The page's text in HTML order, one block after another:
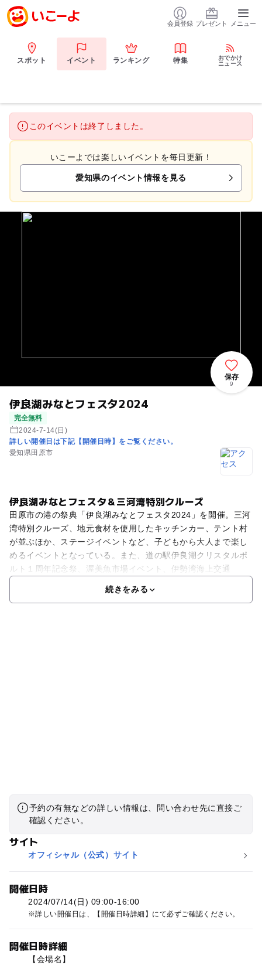
会員登録 プレゼント メニュー
スポット イベント ランキング 特集
おでかけ
ニュース
このイベントは終了しました。
いこーよでは楽しいイベントを毎日更新！
愛知県のイベント情報を見る
伊良湖みなとフェスタ2024
完全無料
2024-7-14(日)
詳しい開催日は下記【開催日時】をご覧ください。
愛知県田原市
保存
9
伊良湖みなとフェスタ＆三河湾特別クルーズ
田原市の港の祭典「伊良湖みなとフェスタ2024」を開催。三河
湾特別クルーズ、地元食材を使用したキッチンカー、テント村
が並ぶほか、ステージイベントなど、子どもから大人まで楽し
めるイベントとなっている。また、道の駅伊良湖クリスタルポ
ルト１周年記念祭、渥美魚市場イベント、伊勢湾海上交通
続きをみる
予約の有無などの詳しい情報は、問い合わせ先に直接ご
確認ください。
サイト
オフィシャル（公式）サイト
開催日時
2024/07/14(日) 09:00-16:00
詳しい開催日は、【開催日時詳細】にて必ずご確認ください。
開催日時詳細
【会場名】